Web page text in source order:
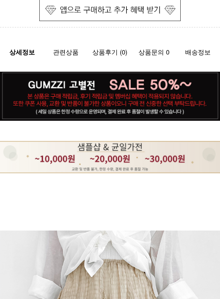
상세정보 관련상품 상품후기 (0) 상품문의 0 배송정보